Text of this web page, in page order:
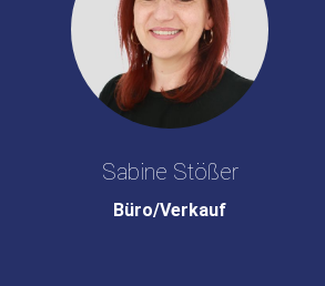
Sabine Stößer
Büro/Verkauf